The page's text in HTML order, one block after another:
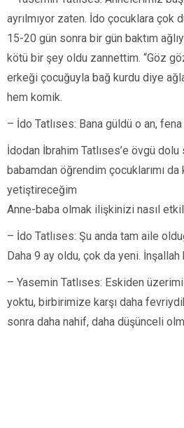
ayrılmıyor zaten. İdo çocuklara çok
15-20 gün sonra bir gün baktım
kötü bir şey oldu zannettim. “Göz
erkeği çocuğuyla bağ kurdu diye
hem komik.
– İdo Tatlıses: Bana güldü o an,
İdodan İbrahim Tatlıses’e övgü dolu
babamdan öğrendim çocuklarımı
yetiştireceğim
Anne-baba olmak ilişkinizi nasıl
– İdo Tatlıses: Şu anda tam aile
Daha 9 ay oldu, çok da yeni.
– Yasemin Tatlıses: Eskiden
yoktu, birbirimize karşı daha
sonra daha nahif, daha düşünceli